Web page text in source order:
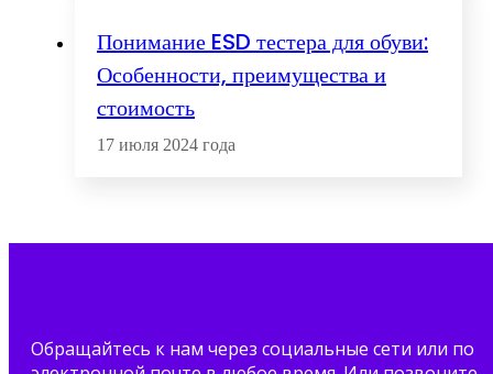
Понимание ESD тестера для обуви:
Особенности, преимущества и
стоимость
17 июля 2024 года
Обращайтесь к нам через социальные сети или по